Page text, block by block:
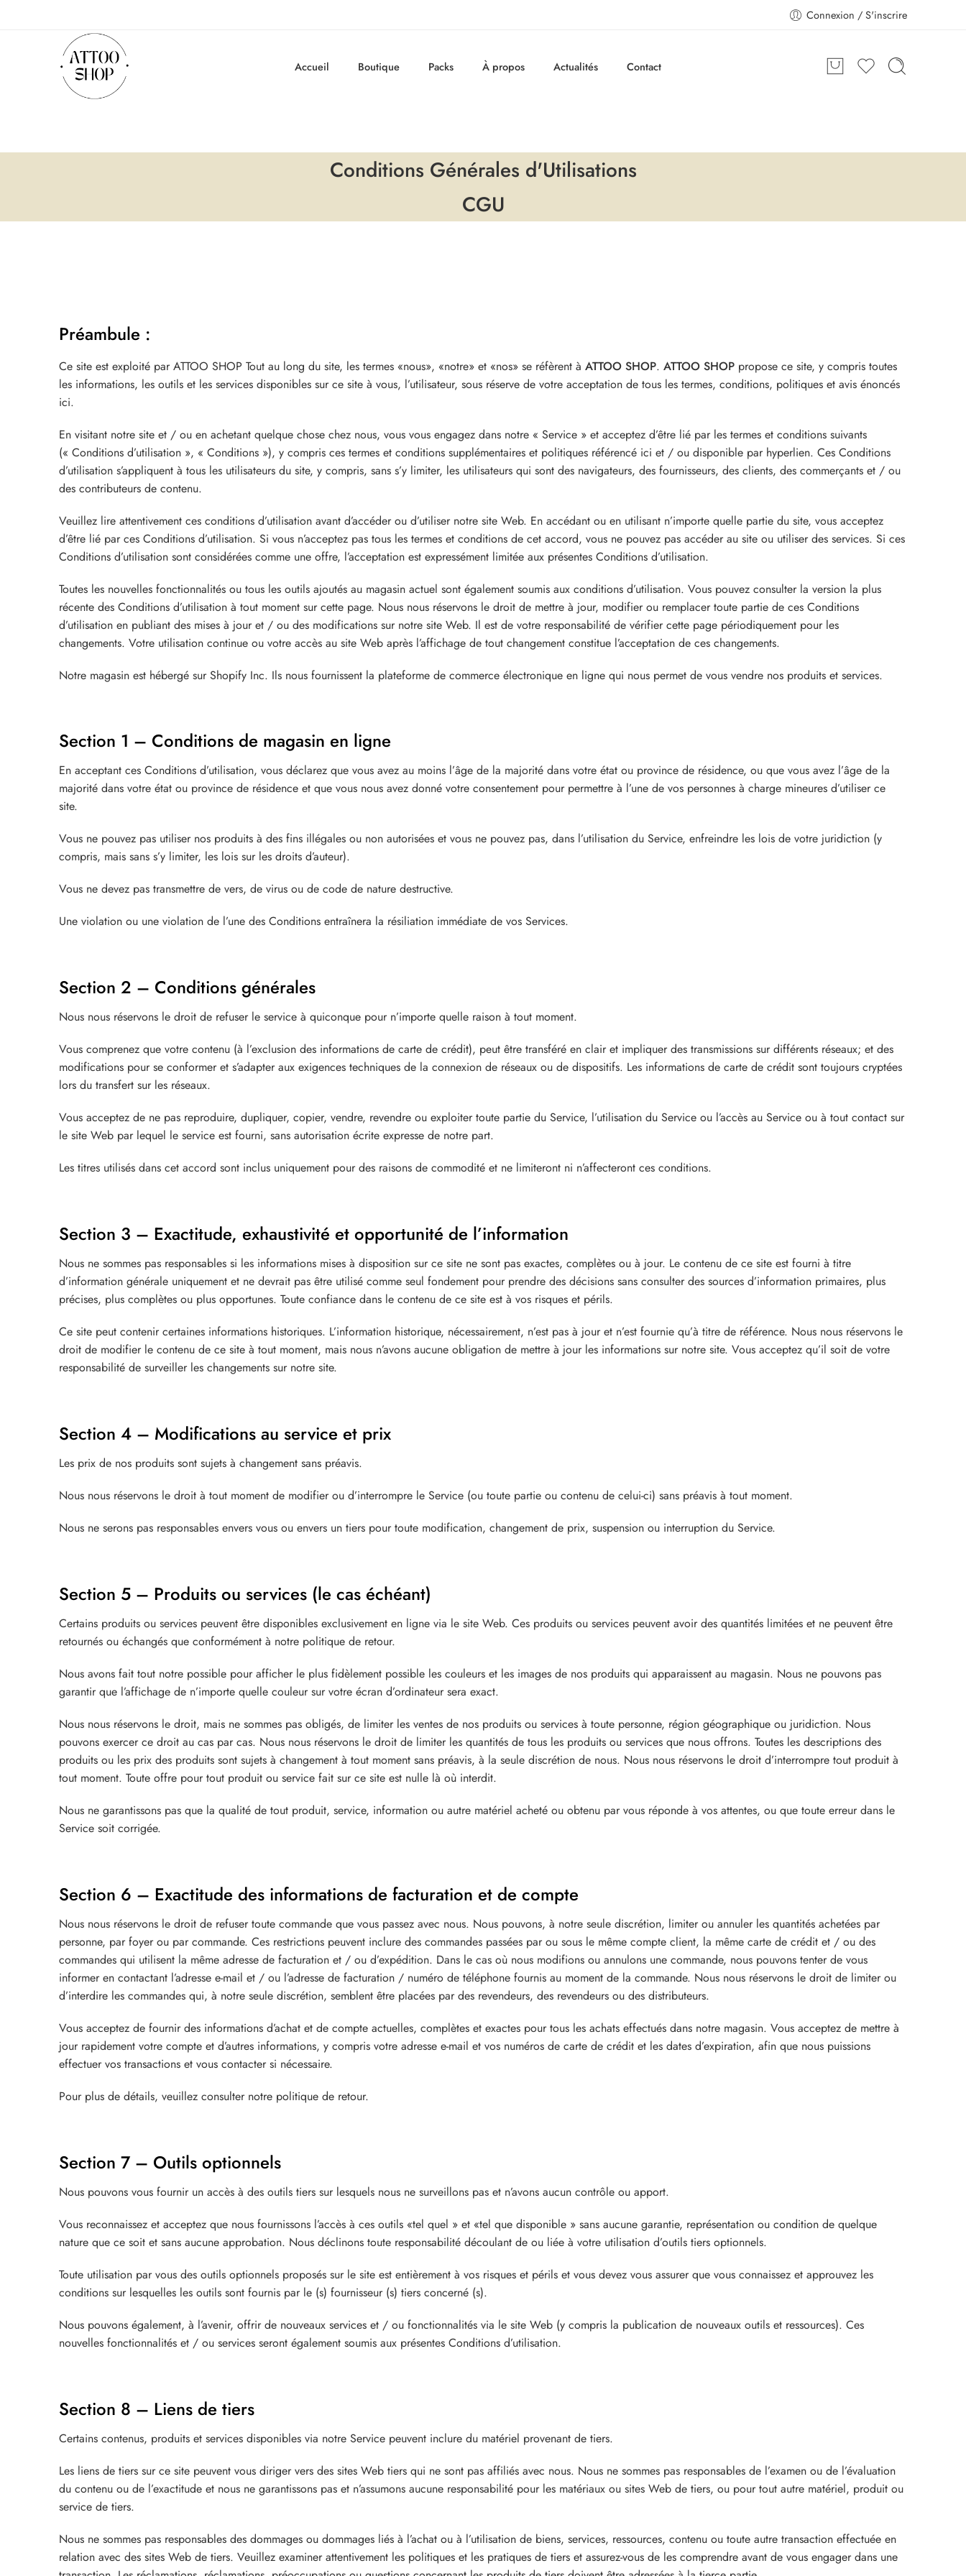
Connexion / S'inscrire
Accueil Boutique Packs À propos Actualités Contact
Conditions Générales d'Utilisations
CGU
Préambule :
Ce site est exploité parATTOO SHOP Tout au long du site, les termes «nous», «notre» et «nos» se réfèrent à ATTOO SHOP. ATTOO SHOP propose ce site, y compris toutes
les informations, les outils et les services disponibles sur ce site à vous, l’utilisateur, sous réserve de votre acceptation de tous les termes, conditions, politiques et avis énoncés
ici.
En visitant notre site et / ou en achetant quelque chose chez nous, vous vous engagez dans notre « Service » et acceptez d’être lié par les termes et conditions suivants
(« Conditions d’utilisation », « Conditions »), y compris ces termes et conditions supplémentaires et politiques référencé ici et / ou disponible par hyperlien. Ces Conditions
d’utilisation s’appliquent à tous les utilisateurs du site, y compris, sans s’y limiter, les utilisateurs qui sont des navigateurs, des fournisseurs, des clients, des commerçants et / ou
des contributeurs de contenu.
Veuillez lire attentivement ces conditions d’utilisation avant d’accéder ou d’utiliser notre site Web. En accédant ou en utilisant n’importe quelle partie du site, vous acceptez
d’être lié par ces Conditions d’utilisation. Si vous n’acceptez pas tous les termes et conditions de cet accord, vous ne pouvez pas accéder au site ou utiliser des services. Si ces
Conditions d’utilisation sont considérées comme une offre, l’acceptation est expressément limitée aux présentes Conditions d’utilisation.
Toutes les nouvelles fonctionnalités ou tous les outils ajoutés au magasin actuel sont également soumis aux conditions d’utilisation. Vous pouvez consulter la version la plus
récente des Conditions d’utilisation à tout moment sur cette page. Nous nous réservons le droit de mettre à jour, modifier ou remplacer toute partie de ces Conditions
d’utilisation en publiant des mises à jour et / ou des modifications sur notre site Web. Il est de votre responsabilité de vérifier cette page périodiquement pour les
changements. Votre utilisation continue ou votre accès au site Web après l’affichage de tout changement constitue l’acceptation de ces changements.
Notre magasin est hébergé sur Shopify Inc. Ils nous fournissent la plateforme de commerce électronique en ligne qui nous permet de vous vendre nos produits et services.
Section 1 – Conditions de magasin en ligne
En acceptant ces Conditions d’utilisation, vous déclarez que vous avez au moins l’âge de la majorité dans votre état ou province de résidence, ou que vous avez l’âge de la
majorité dans votre état ou province de résidence et que vous nous avez donné votre consentement pour permettre à l’une de vos personnes à charge mineures d’utiliser ce
site.
Vous ne pouvez pas utiliser nos produits à des fins illégales ou non autorisées et vous ne pouvez pas, dans l’utilisation du Service, enfreindre les lois de votre juridiction (y
compris, mais sans s’y limiter, les lois sur les droits d’auteur).
Vous ne devez pas transmettre de vers, de virus ou de code de nature destructive.
Une violation ou une violation de l’une des Conditions entraînera la résiliation immédiate de vos Services.
Section 2 – Conditions générales
Nous nous réservons le droit de refuser le service à quiconque pour n’importe quelle raison à tout moment.
Vous comprenez que votre contenu (à l’exclusion des informations de carte de crédit), peut être transféré en clair et impliquer des transmissions sur différents réseaux; et des
modifications pour se conformer et s’adapter aux exigences techniques de la connexion de réseaux ou de dispositifs. Les informations de carte de crédit sont toujours cryptées
lors du transfert sur les réseaux.
Vous acceptez de ne pas reproduire, dupliquer, copier, vendre, revendre ou exploiter toute partie du Service, l’utilisation du Service ou l’accès au Service ou à tout contact sur
le site Web par lequel le service est fourni, sans autorisation écrite expresse de notre part.
Les titres utilisés dans cet accord sont inclus uniquement pour des raisons de commodité et ne limiteront ni n’affecteront ces conditions.
Section 3 – Exactitude, exhaustivité et opportunité de l’information
Nous ne sommes pas responsables si les informations mises à disposition sur ce site ne sont pas exactes, complètes ou à jour. Le contenu de ce site est fourni à titre
d’information générale uniquement et ne devrait pas être utilisé comme seul fondement pour prendre des décisions sans consulter des sources d’information primaires, plus
précises, plus complètes ou plus opportunes. Toute confiance dans le contenu de ce site est à vos risques et périls.
Ce site peut contenir certaines informations historiques. L’information historique, nécessairement, n’est pas à jour et n’est fournie qu’à titre de référence. Nous nous réservons le
droit de modifier le contenu de ce site à tout moment, mais nous n’avons aucune obligation de mettre à jour les informations sur notre site. Vous acceptez qu’il soit de votre
responsabilité de surveiller les changements sur notre site.
Section 4 – Modifications au service et prix
Les prix de nos produits sont sujets à changement sans préavis.
Nous nous réservons le droit à tout moment de modifier ou d’interrompre le Service (ou toute partie ou contenu de celui-ci) sans préavis à tout moment.
Nous ne serons pas responsables envers vous ou envers un tiers pour toute modification, changement de prix, suspension ou interruption du Service.
Section 5 – Produits ou services (le cas échéant)
Certains produits ou services peuvent être disponibles exclusivement en ligne via le site Web. Ces produits ou services peuvent avoir des quantités limitées et ne peuvent être
retournés ou échangés que conformément à notre politique de retour.
Nous avons fait tout notre possible pour afficher le plus fidèlement possible les couleurs et les images de nos produits qui apparaissent au magasin. Nous ne pouvons pas
garantir que l’affichage de n’importe quelle couleur sur votre écran d’ordinateur sera exact.
Nous nous réservons le droit, mais ne sommes pas obligés, de limiter les ventes de nos produits ou services à toute personne, région géographique ou juridiction. Nous
pouvons exercer ce droit au cas par cas. Nous nous réservons le droit de limiter les quantités de tous les produits ou services que nous offrons. Toutes les descriptions des
produits ou les prix des produits sont sujets à changement à tout moment sans préavis, à la seule discrétion de nous. Nous nous réservons le droit d’interrompre tout produit à
tout moment. Toute offre pour tout produit ou service fait sur ce site est nulle là où interdit.
Nous ne garantissons pas que la qualité de tout produit, service, information ou autre matériel acheté ou obtenu par vous réponde à vos attentes, ou que toute erreur dans le
Service soit corrigée.
Section 6 – Exactitude des informations de facturation et de compte
Nous nous réservons le droit de refuser toute commande que vous passez avec nous. Nous pouvons, à notre seule discrétion, limiter ou annuler les quantités achetées par
personne, par foyer ou par commande. Ces restrictions peuvent inclure des commandes passées par ou sous le même compte client, la même carte de crédit et / ou des
commandes qui utilisent la même adresse de facturation et / ou d’expédition. Dans le cas où nous modifions ou annulons une commande, nous pouvons tenter de vous
informer en contactant l’adresse e-mail et / ou l’adresse de facturation / numéro de téléphone fournis au moment de la commande. Nous nous réservons le droit de limiter ou
d’interdire les commandes qui, à notre seule discrétion, semblent être placées par des revendeurs, des revendeurs ou des distributeurs.
Vous acceptez de fournir des informations d’achat et de compte actuelles, complètes et exactes pour tous les achats effectués dans notre magasin. Vous acceptez de mettre à
jour rapidement votre compte et d’autres informations, y compris votre adresse e-mail et vos numéros de carte de crédit et les dates d’expiration, afin que nous puissions
effectuer vos transactions et vous contacter si nécessaire.
Pour plus de détails, veuillez consulter notre politique de retour.
Section 7 – Outils optionnels
Nous pouvons vous fournir un accès à des outils tiers sur lesquels nous ne surveillons pas et n’avons aucun contrôle ou apport.
Vous reconnaissez et acceptez que nous fournissons l’accès à ces outils «tel quel » et «tel que disponible » sans aucune garantie, représentation ou condition de quelque
nature que ce soit et sans aucune approbation. Nous déclinons toute responsabilité découlant de ou liée à votre utilisation d’outils tiers optionnels.
Toute utilisation par vous des outils optionnels proposés sur le site est entièrement à vos risques et périls et vous devez vous assurer que vous connaissez et approuvez les
conditions sur lesquelles les outils sont fournis par le (s) fournisseur (s) tiers concerné (s).
Nous pouvons également, à l’avenir, offrir de nouveaux services et / ou fonctionnalités via le site Web (y compris la publication de nouveaux outils et ressources). Ces
nouvelles fonctionnalités et / ou services seront également soumis aux présentes Conditions d’utilisation.
Section 8 – Liens de tiers
Certains contenus, produits et services disponibles via notre Service peuvent inclure du matériel provenant de tiers.
Les liens de tiers sur ce site peuvent vous diriger vers des sites Web tiers qui ne sont pas affiliés avec nous. Nous ne sommes pas responsables de l’examen ou de l’évaluation
du contenu ou de l’exactitude et nous ne garantissons pas et n’assumons aucune responsabilité pour les matériaux ou sites Web de tiers, ou pour tout autre matériel, produit ou
service de tiers.
Nous ne sommes pas responsables des dommages ou dommages liés à l’achat ou à l’utilisation de biens, services, ressources, contenu ou toute autre transaction effectuée en
relation avec des sites Web de tiers. Veuillez examiner attentivement les politiques et les pratiques de tiers et assurez-vous de les comprendre avant de vous engager dans une